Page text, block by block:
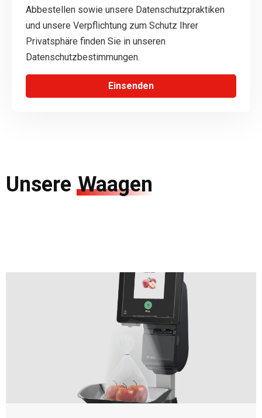
Abbestellen sowie unsere Datenschutzpraktiken
und unsere Verpflichtung zum Schutz Ihrer
Privatsphäre finden Sie in unseren
Datenschutzbestimmungen.
Unsere Waagen